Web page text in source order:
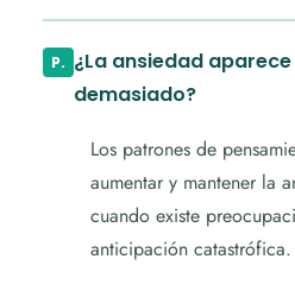
¿La ansiedad
demasiado?
Los patrones de
aumentar y mantener la
cuando existe
anticipación catastrófica.